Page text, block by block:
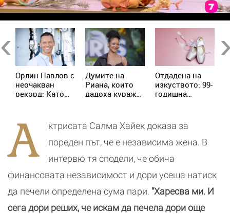
Орлин Павлов с
неочакван
рекорд: Като
наведнъж
Думите на
Риана, които
дадоха кураж
Отдадена на
изкуството: 99-
годишна
преподава
танци
А
ктрисата Салма Хайек доказа за
пореден път, че е независима жена. В
интервю тя сподели, че обича
финансовата независимост и дори усеща натиск
да печели определена сума пари. "Харесва ми. И
сега дори реших, че искам да печела дори още